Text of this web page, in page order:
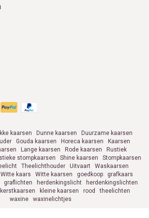
kaarsen Dunne kaarsen
Duurzame kaarsen
Gouda kaarsen Horeca kaarsen
Kaarsen
Lange kaarsen Rode kaarsen
Rustiek
stompkaarsen Shine kaarsen
Stompkaarsen
Theelichthouder Uitvaart
Waskaarsen
Witte kaars Witte kaarsen goedkoop
grafkaars
graflichten herdenkingslicht
herdenkingslichten
kerstkaarsen kleine kaarsen rood
theelichten
waxine
waxinelichtjes